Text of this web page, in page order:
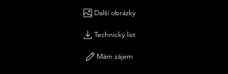
Další obrázky
Technický list
Mám zájem